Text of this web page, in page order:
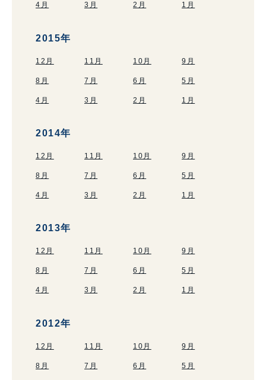
4月 3月 2月 1月
2015年
12月 11月 10月 9月
8月 7月 6月 5月
4月 3月 2月 1月
2014年
12月 11月 10月 9月
8月 7月 6月 5月
4月 3月 2月 1月
2013年
12月 11月 10月 9月
8月 7月 6月 5月
4月 3月 2月 1月
2012年
12月 11月 10月 9月
8月 7月 6月 5月